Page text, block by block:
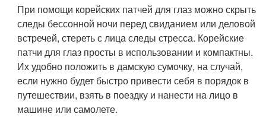
При помощи корейских патчей для глаз можно скрыть
следы бессонной ночи перед свиданием или деловой
встречей, стереть с лица следы стресса. Корейские
патчи для глаз просты в использовании и компактны.
Их удобно положить в дамскую сумочку, на случай,
если нужно будет быстро привести себя в порядок в
путешествии, взять в поездку и нанести на лицо в
машине или самолете.